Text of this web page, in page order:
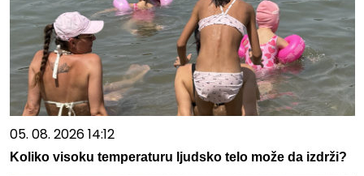
05. 08. 2026 14:12
Koliko visoku temperaturu ljudsko telo može da izdrži?